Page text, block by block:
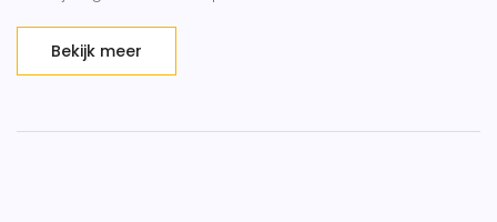
tweede plaats in de vorige etappe blijft zijn
vastberadenheid onverminderd.
Bekijk meer